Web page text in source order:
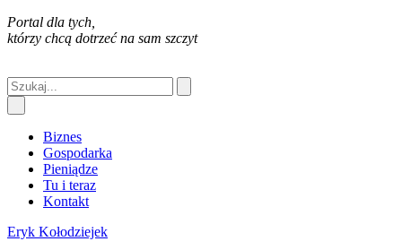
Portal dla tych,
którzy chcą dotrzeć na sam szczyt
Biznes
Gospodarka
Pieniądze
Tu i teraz
Kontakt
Eryk Kołodziejek